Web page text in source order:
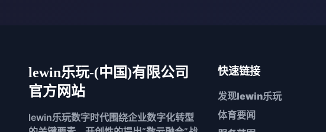
lewin乐玩-(中国)有限公司
官方网站
lewin乐玩数字时代围绕企业数字化转型
快速链接
发现lewin乐玩
体育要闻